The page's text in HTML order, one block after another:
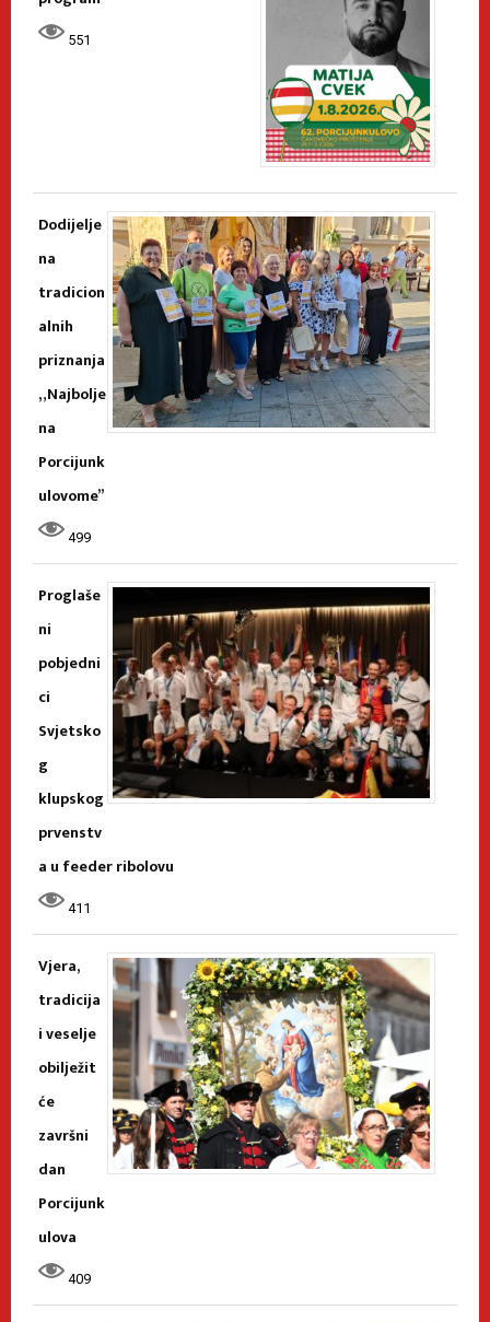
551
Dodijelje
na
tradicion
alnih
priznanja
„Najbolje
na
Porcijunk
ulovome”
499
Proglaše
ni
pobjedni
ci
Svjetsko
g
klupskog
prvenstv
a u feeder ribolovu
411
Vjera,
tradicija
i veselje
obilježit
će
završni
dan
Porcijunk
ulova
409